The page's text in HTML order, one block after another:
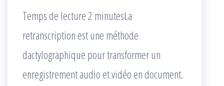
Temps de lecture 2 minutesLa
retranscription est une méthode
dactylographique pour transformer un
enregistrement audio et vidéo en document.